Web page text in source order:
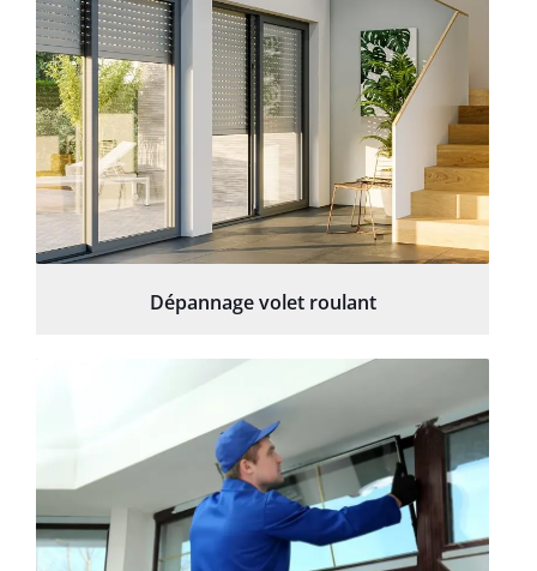
Dépannage volet roulant